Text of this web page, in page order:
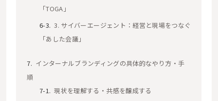
「TOGA」
3. サイバーエージェント：経営と現場をつなぐ
「あした会議」
インターナルブランディングの具体的なやり方・手
順
現状を理解する・共感を醸成する